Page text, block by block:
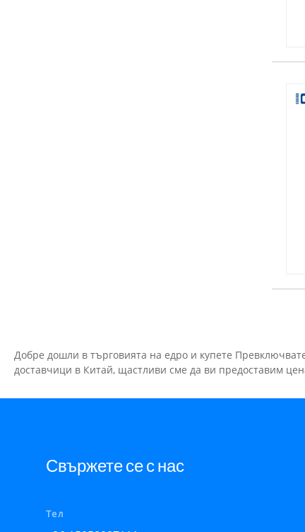
Добре дошли в търговията на едро и купете
доставчици в Китай, щастливи сме да ви предоставим
Свържете се с нас
Тел